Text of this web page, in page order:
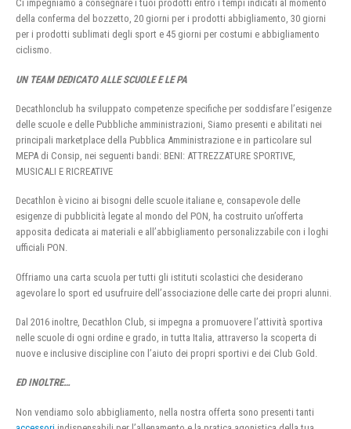
Ci impegniamo a consegnare i tuoi prodotti entro i tempi indicati al momento
della conferma del bozzetto, 20 giorni per i prodotti abbigliamento, 30 giorni
per i prodotti sublimati degli sport e 45 giorni per costumi e abbigliamento
ciclismo.
UN TEAM DEDICATO ALLE SCUOLE E LE PA
Decathlonclub ha sviluppato competenze specifiche per soddisfare l’esigenze
delle scuole e delle Pubbliche amministrazioni, Siamo presenti e abilitati nei
principali marketplace della Pubblica Amministrazione e in particolare sul
MEPA di Consip, nei seguenti bandi: BENI: ATTREZZATURE SPORTIVE,
MUSICALI E RICREATIVE
Decathlon è vicino ai bisogni delle scuole italiane e, consapevole delle
esigenze di pubblicità legate al mondo del PON, ha costruito un’offerta
apposita dedicata ai materiali e all’abbigliamento personalizzabile con i loghi
ufficiali PON.
Offriamo una carta scuola per tutti gli istituti scolastici che desiderano
agevolare lo sport ed usufruire dell’associazione delle carte dei propri alunni.
Dal 2016 inoltre, Decathlon Club, si impegna a promuovere l’attività sportiva
nelle scuole di ogni ordine e grado, in tutta Italia, attraverso la scoperta di
nuove e inclusive discipline con l’aiuto dei propri sportivi e dei Club Gold.
ED INOLTRE…
Non vendiamo solo abbigliamento, nella nostra offerta sono presenti tanti